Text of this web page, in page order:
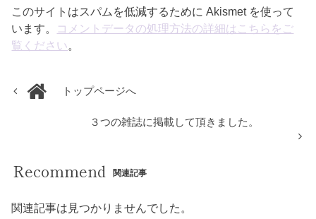
このサイトはスパムを低減するために Akismet を使って
います。
コメントデータの処理方法の詳細はこちらをご
覧ください。
トップページへ
３つの雑誌に掲載して頂きました。
Recommend 関連記事
関連記事は見つかりませんでした。